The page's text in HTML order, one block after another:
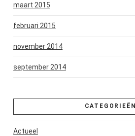
maart 2015
februari 2015
november 2014
september 2014
CATEGORIEËN
Actueel